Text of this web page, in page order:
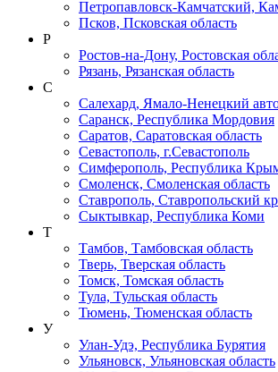
Петропавловск-Камчатский,
Псков, Псковская область
Р
Ростов-на-Дону, Ростовская
Рязань, Рязанская область
С
Салехард, Ямало-Ненецкий
Саранск, Республика Мордовия
Саратов, Саратовская область
Севастополь, г.Севастополь
Симферополь, Республика
Смоленск, Смоленская область
Ставрополь, Ставропольский
Сыктывкар, Республика Коми
Т
Тамбов, Тамбовская область
Тверь, Тверская область
Томск, Томская область
Тула, Тульская область
Тюмень, Тюменская область
У
Улан-Удэ, Республика Бурятия
Ульяновск, Ульяновская область